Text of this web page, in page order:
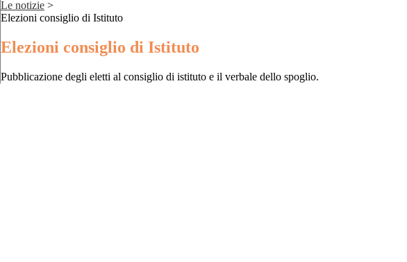
Le notizie >
Elezioni consiglio di Istituto
Elezioni consiglio di Istituto
Pubblicazione degli eletti al consiglio di istituto e il verbale dello spoglio.